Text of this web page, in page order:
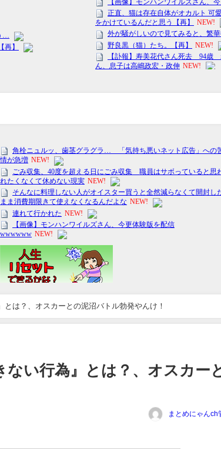
は？、オスカーとの泥沼バトル勃発やんけ！
ない行為』とは？、オスカー
まとめにゃんch